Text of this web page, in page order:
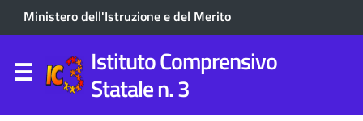
Ministero dell'Istruzione e del Merito
Istituto Comprensivo
Statale n. 3